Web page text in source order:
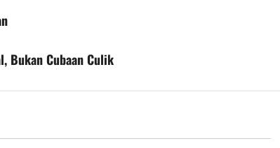
Bukan Cubaan Culik